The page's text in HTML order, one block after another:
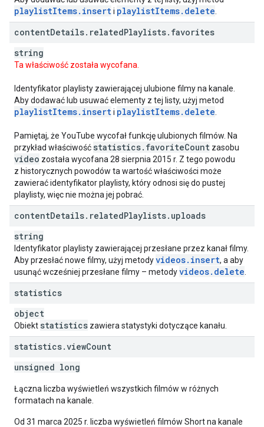
playlistItems. inserti playlistItems. delete
contentDetails. relatedPlaylists. favorites
string
Ta właściwość została wycofana.
Identyfikator playlisty zawierającej ulubione filmy na kanale.
Aby dodawać lub usuwać elementy z tej listy, użyj metod
playlistItems. inserti playlistItems. delete
Pamiętaj, że YouTube wycofał funkcję ulubionych filmów. Na
przykład właściwość statistics. favoriteCount zasobu
video została wycofana 28 sierpnia 2015 r. Z tego powodu
z historycznych powodów ta wartość właściwości może
zawierać identyfikator playlisty, który odnosi się do pustej
playlisty, więc nie można jej pobrać.
contentDetails. relatedPlaylists. uploads
string
Identyfikator playlisty zawierającej przesłane przez kanał filmy.
Aby przesłać nowe filmy, użyj metodyvideos. insert, a aby
usunąć wcześniej przesłane filmy – metodyvideos. delete
statistics
object
Obiekt statistics zawiera statystyki dotyczące kanału.
statistics.viewCount
unsigned long
Łączna liczba wyświetleń wszystkich filmów w różnych
formatach na kanale.
Od 31 marca 2025 r. liczba wyświetleń filmów Short na kanale